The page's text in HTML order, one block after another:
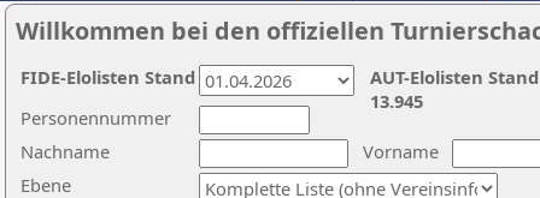
Willkommen bei den offiziellen
Nachname
Vorname
Ebene
Personennummer
AUT-Elolisten
13.945
FIDE-Elolisten Stand